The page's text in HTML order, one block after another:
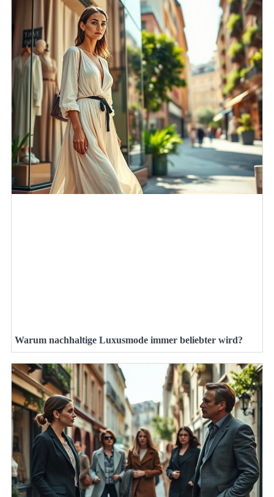
Warum nachhaltige Luxusmode immer beliebter wird?